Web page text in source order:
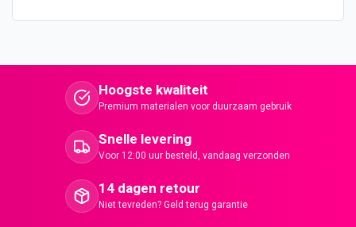
Hoogste kwaliteit
Premium materialen voor duurzaam gebruik
Snelle levering
Voor 12:00 uur besteld, vandaag verzonden
14 dagen retour
Niet tevreden? Geld terug garantie